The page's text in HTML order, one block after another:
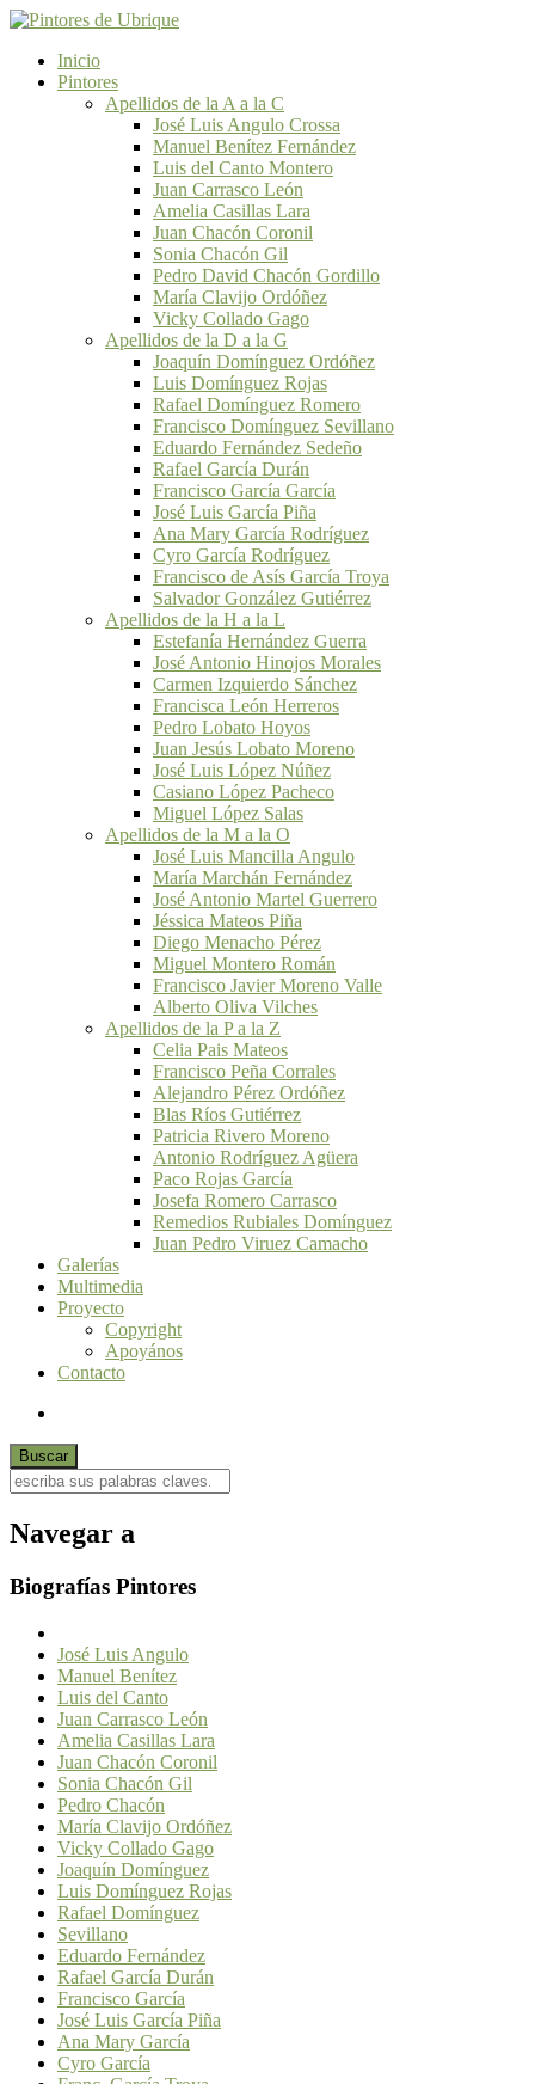
Inicio
Pintores
Apellidos de la A a la C
José Luis Angulo Crossa
Manuel Benítez Fernández
Luis del Canto Montero
Juan Carrasco León
Amelia Casillas Lara
Juan Chacón Coronil
Sonia Chacón Gil
Pedro David Chacón Gordillo
María Clavijo Ordóñez
Vicky Collado Gago
Apellidos de la D a la G
Joaquín Domínguez Ordóñez
Luis Domínguez Rojas
Rafael Domínguez Romero
Francisco Domínguez Sevillano
Eduardo Fernández Sedeño
Rafael García Durán
Francisco García García
José Luis García Piña
Ana Mary García Rodríguez
Cyro García Rodríguez
Francisco de Asís García Troya
Salvador González Gutiérrez
Apellidos de la H a la L
Estefanía Hernández Guerra
José Antonio Hinojos Morales
Carmen Izquierdo Sánchez
Francisca León Herreros
Pedro Lobato Hoyos
Juan Jesús Lobato Moreno
José Luis López Núñez
Casiano López Pacheco
Miguel López Salas
Apellidos de la M a la O
José Luis Mancilla Angulo
María Marchán Fernández
José Antonio Martel Guerrero
Jéssica Mateos Piña
Diego Menacho Pérez
Miguel Montero Román
Francisco Javier Moreno Valle
Alberto Oliva Vilches
Apellidos de la P a la Z
Celia Pais Mateos
Francisco Peña Corrales
Alejandro Pérez Ordóñez
Blas Ríos Gutiérrez
Patricia Rivero Moreno
Antonio Rodríguez Agüera
Paco Rojas García
Josefa Romero Carrasco
Remedios Rubiales Domínguez
Juan Pedro Viruez Camacho
Galerías
Multimedia
Proyecto
Copyright
Apoyános
Contacto
Navegar a
Biografías Pintores
José Luis Angulo
Manuel Benítez
Luis del Canto
Juan Carrasco León
Amelia Casillas Lara
Juan Chacón Coronil
Sonia Chacón Gil
Pedro Chacón
María Clavijo Ordóñez
Vicky Collado Gago
Joaquín Domínguez
Luis Domínguez Rojas
Rafael Domínguez
Sevillano
Eduardo Fernández
Rafael García Durán
Francisco García
José Luis García Piña
Ana Mary García
Cyro García